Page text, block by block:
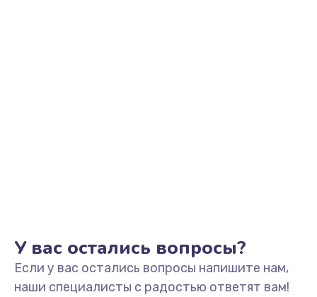
Замена сканера отпечатка пальца
530 руб.
У вас остались вопросы?
Если у вас остались вопросы напишите нам,
наши специалисты с радостью ответят вам!